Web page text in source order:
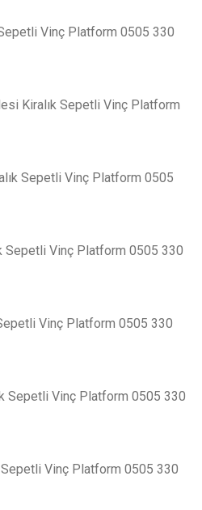
Vinç Platform 0505 330
Kiralık Sepetli Vinç Platform
Sepetli Vinç Platform 0505
Sepetli Vinç Platform 0505 330
Vinç Platform 0505 330
Sepetli Vinç Platform 0505 330
Vinç Platform 0505 330